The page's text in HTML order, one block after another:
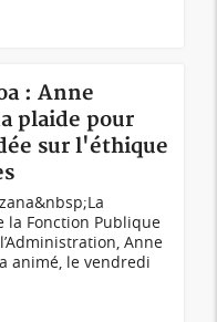
: Anne
plaide pour
sur l'éthique
la Fonction Publique
Anne
animé, le vendredi